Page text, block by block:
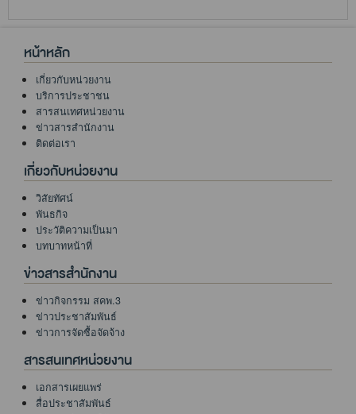
หน้าหลัก
เกี่ยวกับหน่วยงาน
บริการประชาชน
สารสนเทศหน่วยงาน
ข่าวสารสำนักงาน
ติดต่อเรา
เกี่ยวกับหน่วยงาน
วิสัยทัศน์
พันธกิจ
ประวัติความเป็นมา
บทบาทหน้าที่
ข่าวสารสำนักงาน
ข่าวกิจกรรม สคพ.3
ข่าวประชาสัมพันธ์
ข่าวการจัดซื้อจัดจ้าง
สารสนเทศหน่วยงาน
เอกสารเผยแพร่
สื่อประชาสัมพันธ์